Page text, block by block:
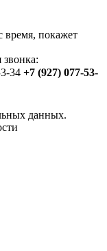
время, покажет
звонка:
34 +7 (927) 077-53-
данных.